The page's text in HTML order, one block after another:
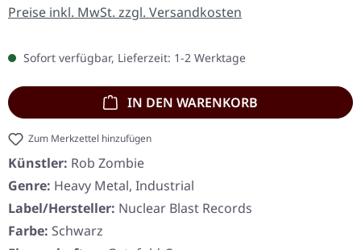
Preise inkl. MwSt. zzgl. Versandkosten
Sofort verfügbar, Lieferzeit: 1-2 Werktage
IN DEN WARENKORB
Zum Merkzettel hinzufügen
Künstler: Rob Zombie
Genre: Heavy Metal, Industrial
Label/Hersteller: Nuclear Blast Records
Farbe: Schwarz